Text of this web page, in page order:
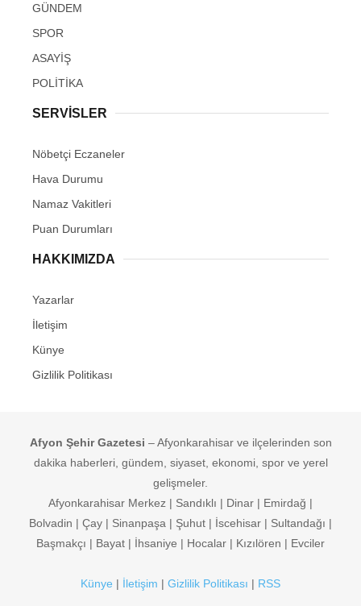
GÜNDEM
SPOR
ASAYİŞ
POLİTİKA
SERVİSLER
Nöbetçi Eczaneler
Hava Durumu
Namaz Vakitleri
Puan Durumları
HAKKIMIZDA
Yazarlar
İletişim
Künye
Gizlilik Politikası
Afyon Şehir Gazetesi – Afyonkarahisar ve ilçelerinden son
dakika haberleri, gündem, siyaset, ekonomi, spor ve yerel
gelişmeler.
Afyonkarahisar Merkez | Sandıklı | Dinar | Emirdağ |
Bolvadin | Çay | Sinanpaşa | Şuhut | İscehisar | Sultandağı |
Başmakçı | Bayat | İhsaniye | Hocalar | Kızılören | Evciler
Künye | İletişim | Gizlilik Politikası | RSS